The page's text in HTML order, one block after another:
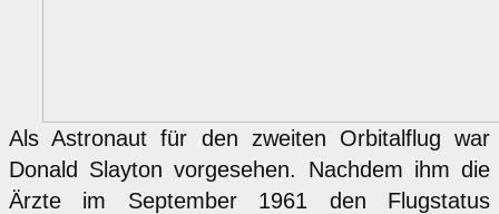
Als Astronaut für den zweiten Orbitalflug war
Donald Slayton vorgesehen. Nachdem ihm die
Ärzte im September 1961 den Flugstatus